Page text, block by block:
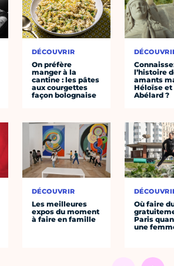
DÉCOUVRIR
On préfère
manger à la
cantine : les pâtes
aux courgettes
façon bolognaise
DÉCOUVRIR
Les meilleures
expos du moment
à faire en famille
l’histoire
amants
Héloïse et
Abélard ?
Où faire
Paris
une